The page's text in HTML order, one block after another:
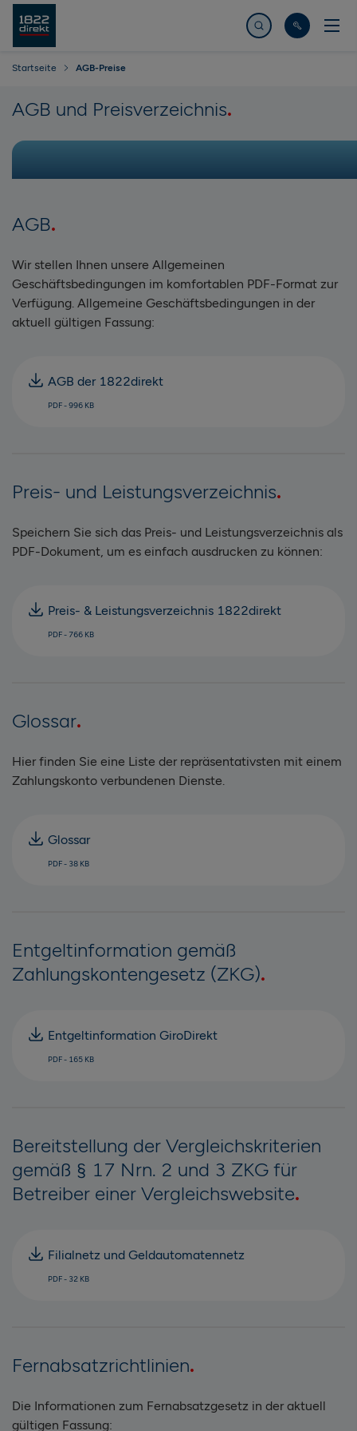
Jetzt suchen
Startseite AGB-Preise
AGB und Preisverzeichnis
AGB
Wir stellen Ihnen unsere Allgemeinen
Geschäftsbedingungen im komfortablen PDF-Format zur
Verfügung. Allgemeine Geschäftsbedingungen in der
aktuell gültigen Fassung:
AGB der 1822direkt
PDF - 996 KB
Preis- und Leistungsverzeichnis
Speichern Sie sich das Preis- und Leistungsverzeichnis als
PDF-Dokument, um es einfach ausdrucken zu können:
Preis- & Leistungsverzeichnis 1822direkt
PDF - 766 KB
Glossar
Hier finden Sie eine Liste der repräsentativsten mit einem
Zahlungskonto verbundenen Dienste.
Glossar
PDF - 38 KB
Entgeltinformation gemäß
Zahlungskontengesetz (ZKG)
Entgeltinformation GiroDirekt
PDF - 165 KB
Bereitstellung der Vergleichskriterien
gemäß § 17 Nrn. 2 und 3 ZKG für
Betreiber einer Vergleichswebsite
Filialnetz und Geldautomatennetz
PDF - 32 KB
Fernabsatzrichtlinien
Die Informationen zum Fernabsatzgesetz in der aktuell
gültigen Fassung: